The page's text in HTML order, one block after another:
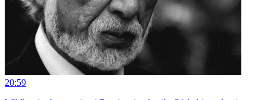
20:59